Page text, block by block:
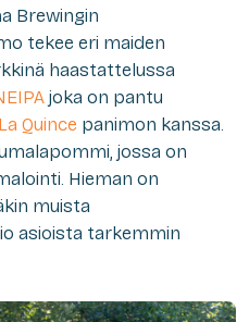
Brewingin
tekee eri maiden
haastattelussa
joka on pantu
La Quince panimon kanssa.
jossa on
Hieman on
muista
asioista tarkemmin